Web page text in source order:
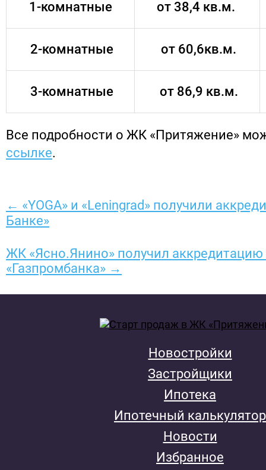
1-комнатные от 38,4 кв.м.
2-комнатные от 60,6кв.м.
3-комнатные от 86,9 кв.м.
Все подробности о ЖК «Притяжение»
ссылке.
← «YOGA» и «Leningrad» получили
Банке»
ЖК «Ясно.Янино» получил аккредитацию
«Газпромбанка» →
Новостройки
Застройщики
Ипотека
Ипотечный калькулятор
Новости
Избранное